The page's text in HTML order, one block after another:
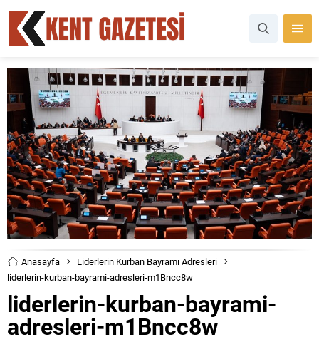
Anasayfa
Liderlerin Kurban Bayramı Adresleri
liderlerin-kurban-bayrami-adresleri-m1Bncc8w
liderlerin-kurban-bayrami-
adresleri-m1Bncc8w